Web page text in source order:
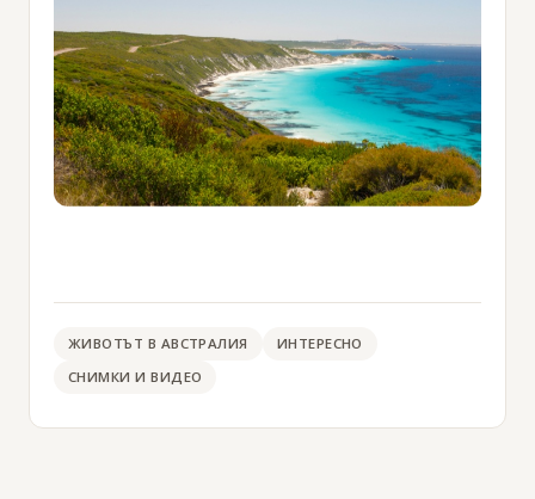
ЖИВОТЪТ В АВСТРАЛИЯ
ИНТЕРЕСНО
СНИМКИ И ВИДЕО